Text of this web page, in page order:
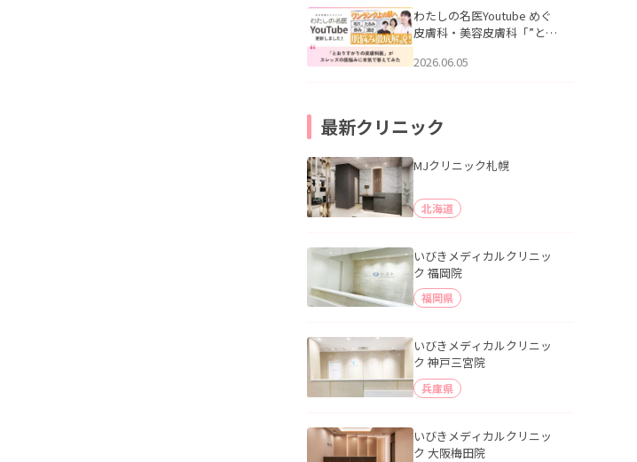
公開いたしました。
わたしの名医Youtube めぐ
皮膚科・美容皮膚科「”とお
ッズの肌悩みに本気で答え
2026.06.05
最新クリニック
MJクリニック札幌
北海道
いびきメディカルクリニッ
ク 福岡院
福岡県
いびきメディカルクリニッ
ク 神戸三宮院
兵庫県
いびきメディカルクリニッ
ク 大阪梅田院